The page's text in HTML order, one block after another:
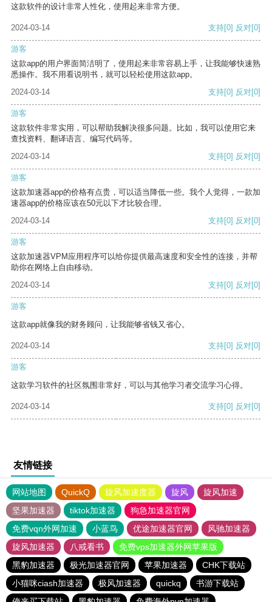
这款软件的设计非常人性化，使用起来非常方便。
2024-03-14 支持[0] 反对[0]
游客
这款app的用户界面简洁明了，使用起来非常容易上手，让我能够快速熟
悉操作。我不用看说明书，就可以轻松使用这款app。
2024-03-14
支持[0] 反对[0]
游客
这款软件非常实用，可以帮助我解决很多问题。比如，我可以使用它来
查找资料、翻译语言、编写代码等。
2024-03-14
支持[0] 反对[0]
游客
这款加速器app的价格有点贵，可以适当降低一些。我个人觉得，一款加
速器app的价格应该在50元以下才比较合理。
2024-03-14
支持[0] 反对[0]
游客
这款加速器VPM应用程序可以给你提供最高速度和安全性的连接，并帮
助你在网络上自由移动。
2024-03-14
支持[0] 反对[0]
游客
这款app就像我的财务顾问，让我能够省钱又省心。
2024-03-14 支持[0] 反对[0]
游客
这款学习软件的社区氛围非常好，可以与其他学习者交流学习心得。
2024-03-14 支持[0] 反对[0]
友情链接
网站地图 QuickQ 旋风加速度器 旋风
旋风加速
坚果加速器
tiktok加速器
狗急加速器官网
免费vqn外网加速
小蓝鸟 优途加速器官网
风驰加速器
旋风加速器
八戒看书
免费vps加速器外网苹果版
黑豹加速器
极光加速器官网 苹果加速器
CHK下载站
小猫咪ciash加速器
极风加速器 quickq
书游下载站